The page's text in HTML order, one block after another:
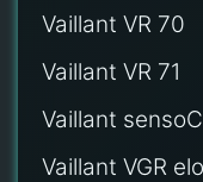
Vaillant VR 70
Vaillant VR 71
Vaillant
Vaillant VGR